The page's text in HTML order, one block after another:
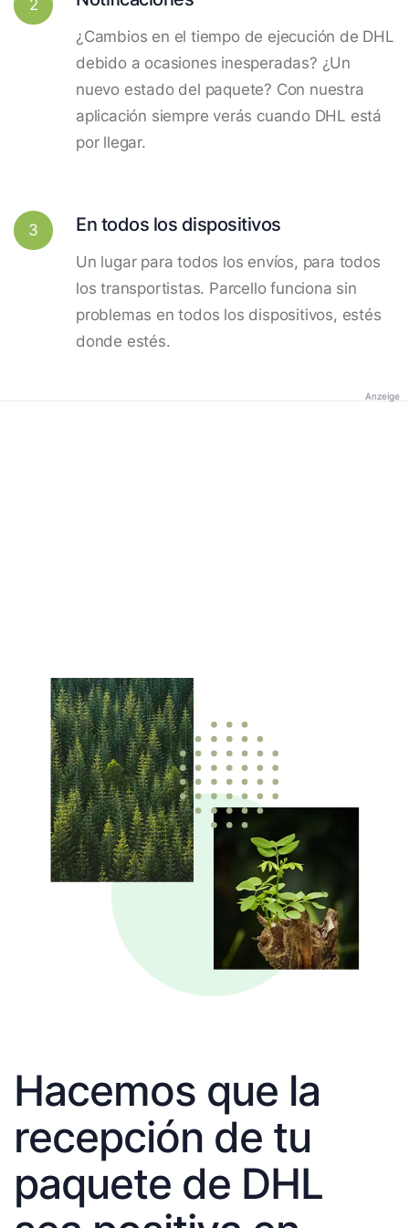
2
¿Cambios en el tiempo de ejecución de DHL
debido a ocasiones inesperadas? ¿Un
nuevo estado del paquete? Con nuestra
aplicación siempre verás cuando DHL está
por llegar.
3 En todos los dispositivos
Un lugar para todos los envíos, para todos
los transportistas. Parcello funciona sin
problemas en todos los dispositivos, estés
donde estés.
Anzeige
Hacemos que la
recepción de tu
paquete de DHL